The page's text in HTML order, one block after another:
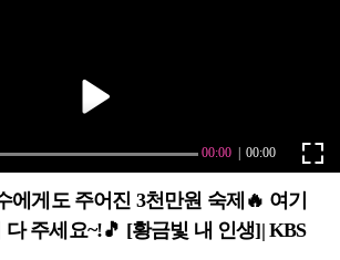
에게도 주어진 3천만원 숙제🔥 여기
주세요~!🎵 [황금빛 내 인생]| KBS